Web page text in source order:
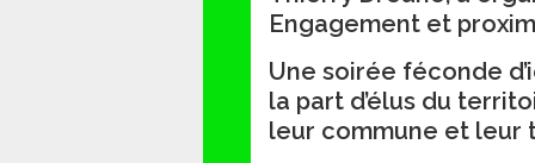
Engagement et
Une soirée féconde
la part d’élus du
leur commune et leur